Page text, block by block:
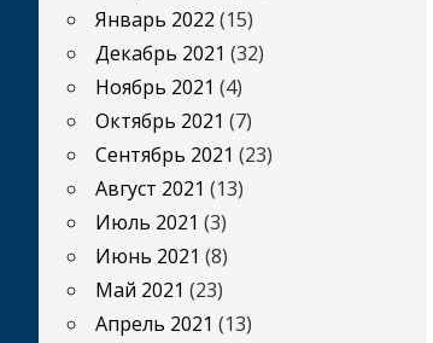
Январь 2022 (15)
Декабрь 2021 (32)
Ноябрь 2021 (4)
Октябрь 2021 (7)
Сентябрь 2021 (23)
Август 2021 (13)
Июль 2021 (3)
Июнь 2021 (8)
Май 2021 (23)
Апрель 2021 (13)